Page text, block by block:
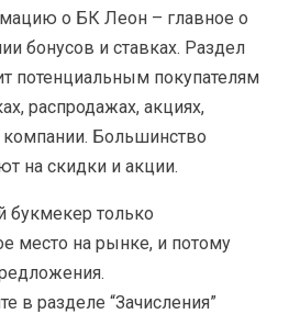
о БК Леон – главное о
бонусов и ставках. Раздел
потенциальным покупателям
распродажах, акциях,
Большинство
на скидки и акции.
букмекер только
место на рынке, и потому
в разделе “Зачисления”